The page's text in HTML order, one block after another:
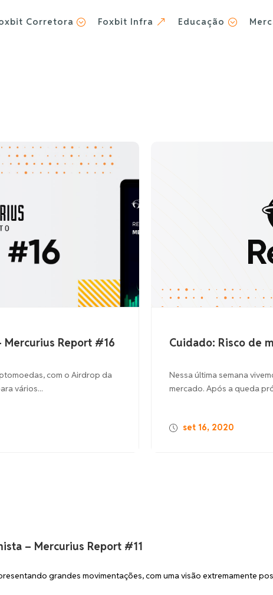
;
Corretora &
Foxbit Infra ;
Educação
Report #16
com o Airdrop da
Cuidado: Risco de
Nessa última semana vivemos
mercado. Após a queda próxima
set 16, 2020
– Mercurius Report #11
grandes movimentações, com uma visão extremamente